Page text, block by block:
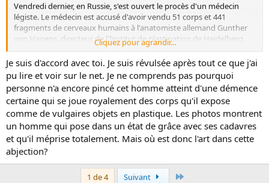
Vendredi dernier, en Russie, s'est ouvert le procès d'un médecin
légiste. Le médecin est accusé d'avoir vendu 51 corps et 441
fragments de cerveaux humains à l'anatomiste allemand Gunther
von Hagens, directeur de l'Institut de plastination de Heidelberg.
Celui s'en servait pour réaliser des expositions avec des morceaux
de corps humain, mais également pour l'enseignement
Pour sa défense, le professeur allemand dit avoir &quot;pris
livraison des corps parce qu'ils étaient accompagnés de documents
affirmant que leur expédition s'était faite dans le respect des lois
russes&quot;.
Visiblement ce cher professeur ne doit pas avoir toutes ses
neurones pour croire que les lois russes autorisaient le trafic de
corps humains. Peut-être a-t-il commencé à travailler avec des
fragments de son propre cerveau, cela expliquerait l'affaire...
Cliquez pour agrandir...
Je suis d'accord avec toi. Je suis révulsée après tout ce que j'ai
pu lire et voir sur le net. Je ne comprends pas pourquoi
personne n'a encore pincé cet homme atteint d'une démence
certaine qui se joue royalement des corps qu'il expose
comme de vulgaires objets en plastique. Les photos montrent
un homme qui pose dans un état de grâce avec ses cadavres
et qu'il méprise totalement. Mais où est donc l'art dans cette
abjection?
1 de 4 Suivant